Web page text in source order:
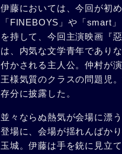
伊藤においては、今回が初
「FINEBOYS」や「smart
を持して、今回主演映画『
は、内気な文学青年であり
付かされる主人公。仲村が
王様気質のクラスの問題児
存分に披露した。
並々ならぬ熱気が会場に漂
登場に、会場が揺れんばか
玉城。伊藤は手を銃に見立